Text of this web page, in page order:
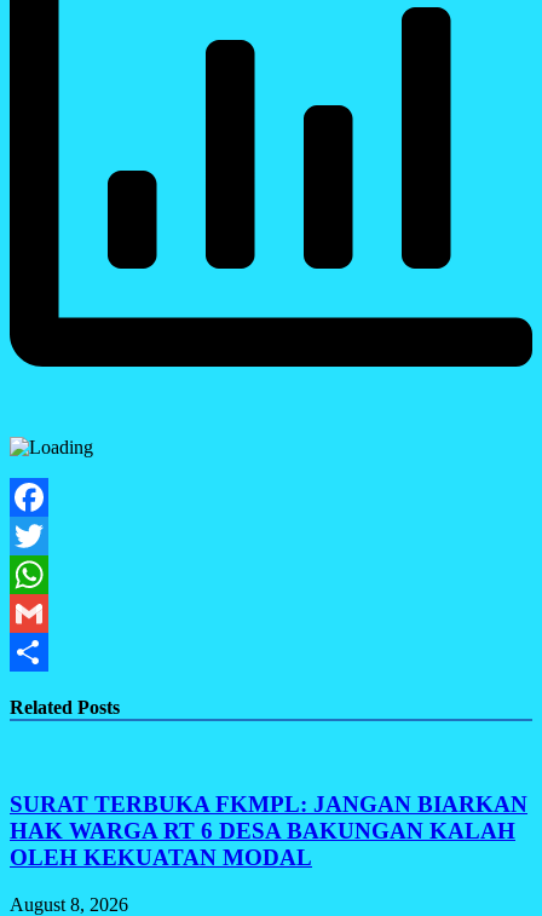
Facebook
Twitter
WhatsApp
Gmail
Related Posts
SURAT TERBUKA FKMPL: JANGAN BIARKAN
HAK WARGA RT 6 DESA BAKUNGAN KALAH
OLEH KEKUATAN MODAL
August 8, 2026